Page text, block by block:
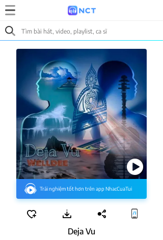
Trải nghiệm tốt hơn trên app NhacCuaTui
Deja Vu